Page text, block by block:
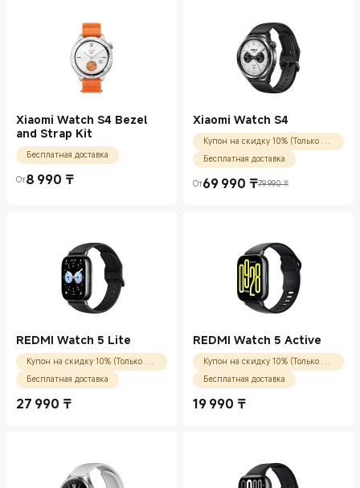
Xiaomi Watch S4 Bezel
and Strap Kit
Бесплатная доставка
От8 990 ₸
Current Price ₸8990.00
Xiaomi Watch S4
Купон на скидку 10% (Только для новых пользователей)
Бесплатная доставка
От69 990 ₸
Current Price ₸69990.00
79 990 ₸
Рекомендованная цена 79 990 ₸
REDMI Watch 5 Lite
Купон на скидку 10% (Только для новых пользователей)
Бесплатная доставка
27 990 ₸
Current Price ₸27990.00
REDMI Watch 5 Active
Купон на скидку 10% (Только для новых пользователей)
Бесплатная доставка
19 990 ₸
Current Price ₸19990.00